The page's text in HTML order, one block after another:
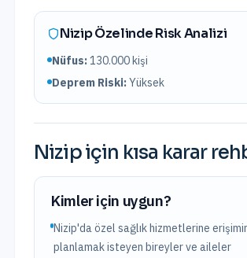
NizipÖzelinde Risk Analizi
Nüfus:130.000kişi
Deprem Riski:Yüksek
Nizipiçin kısa karar
Kimler için uygun?
Nizip'da özel sağlık hizmetlerine
planlamak isteyen bireyler ve aileler